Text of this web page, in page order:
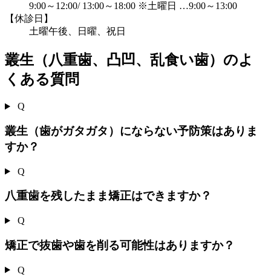
9:00～12:00/ 13:00～18:00 ※土曜日 …9:00～13:00
【休診日】
土曜午後、日曜、祝日
叢生（八重歯、凸凹、乱食い歯）のよ
くある質問
Q
叢生（歯がガタガタ）にならない予防策はありま
すか？
Q
八重歯を残したまま矯正はできますか？
Q
矯正で抜歯や歯を削る可能性はありますか？
Q